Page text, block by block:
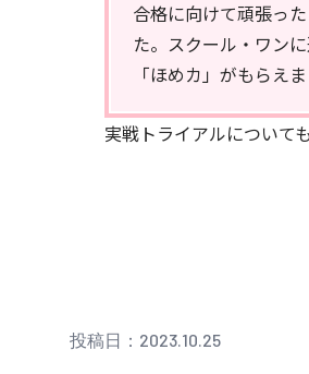
合格に向けて頑張っ
た。スクール・ワン
「ほめカ」がもらえ
実戦トライアルについて
投稿日：2023.10.25